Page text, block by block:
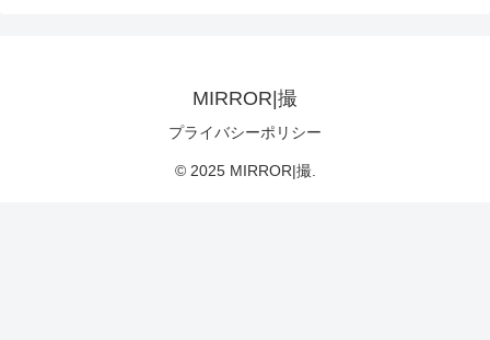
MIRROR|撮
プライバシーポリシー
© 2025 MIRROR|撮.